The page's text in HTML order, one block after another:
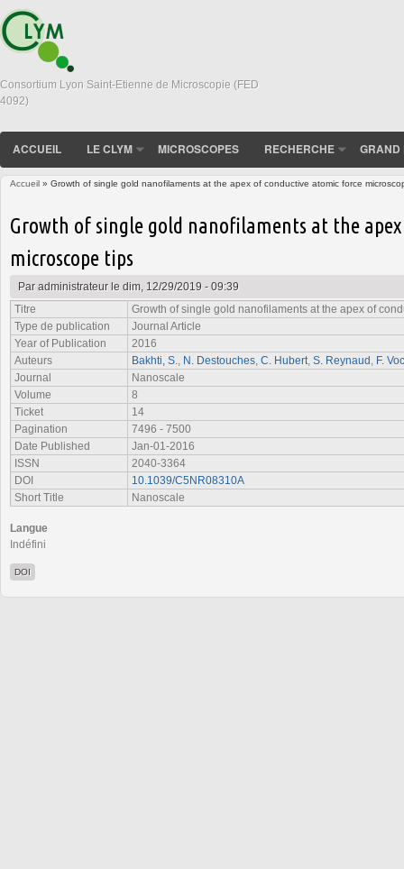
Consortium Lyon Saint-Etienne de Microscopie (FED
4092)
ACCUEIL LE CLYM MICROSCOPES RECHERCHE GRAND
Accueil » Growth of single gold nanofilaments at the apex of conductive atomic force
Growth of single gold nanofilaments at the
microscope tips
Paradministrateurle dim, 12/29/2019 - 09:39
Titre
Growth of single gold nanofilaments at the apex of
Type de publication
Journal Article
Year of Publication
2016
Auteurs
Bakhti, S. N. Destouches C. Hubert S. Reynaud F.
Journal
Nanoscale
Volume
8
Ticket
14
Pagination
7496 - 7500
Date Published
Jan-01-2016
ISSN
2040-3364
DOI
10.1039/C5NR08310A
Short Title
Nanoscale
Langue
Indéfini
DOI